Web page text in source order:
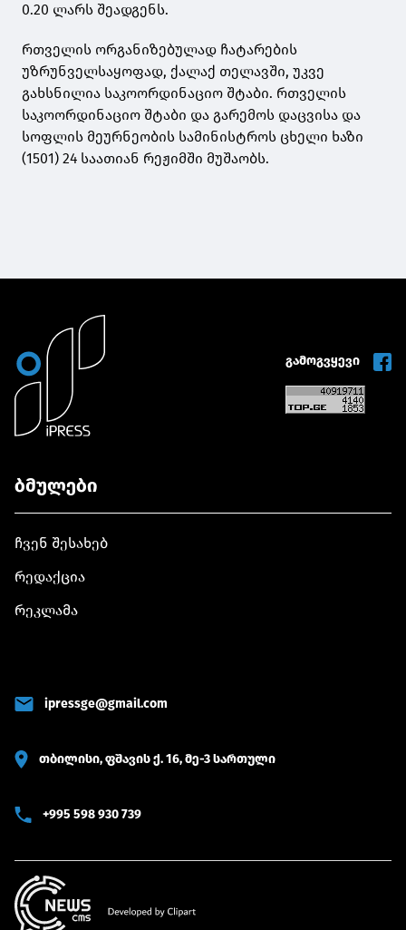
0.20 ლარს შეადგენს.
რთველის ორგანიზებულად ჩატარების
უზრუნველსაყოფად, ქალაქ თელავში, უკვე
გახსნილია საკოორდინაციო შტაბი. რთველის
საკოორდინაციო შტაბი და გარემოს დაცვისა და
სოფლის მეურნეობის სამინისტროს ცხელი ხაზი
(1501) 24 საათიან რეჟიმში მუშაობს.
გამოგვყევი
ბმულები
ჩვენ შესახებ
რედაქცია
რეკლამა
ipressge@gmail.com
თბილისი, ფშავის ქ. 16, მე-3 სართული
+995 598 930 739